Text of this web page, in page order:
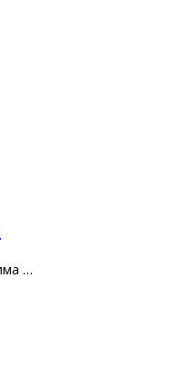
…